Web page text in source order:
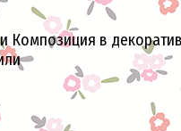
Композиция в